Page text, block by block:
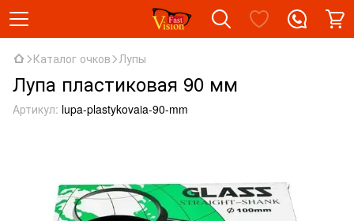
Каталог очков Лупы
Лупа пластиковая 90 мм
Артикул: lupa-plastykovaia-90-mm